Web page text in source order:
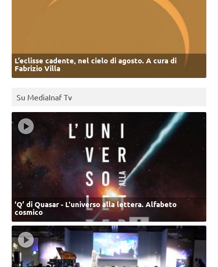
L’eclisse cadente, nel cielo di agosto. A cura di
Fabrizio Villa
Su MediaInaf Tv
‘Q’ di Quasar - L'universo alla lettera. Alfabeto
cosmico